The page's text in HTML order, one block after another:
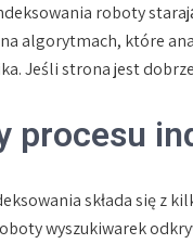
roboty
algorytmach, które
Jeśli strona jest
procesu
składa się z
wyszukiwarek